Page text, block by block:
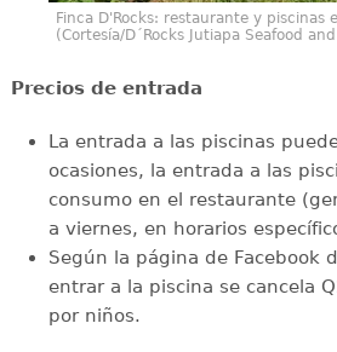
Finca D'Rocks: restaurante y piscinas
(Cortesía/D´Rocks Jutiapa Seafood
Precios de entrada
La entrada a las piscinas
ocasiones, la entrada a las
consumo en el restaurante
a viernes, en horarios
Según la página de Facebook
entrar a la piscina se cancela
por niños.